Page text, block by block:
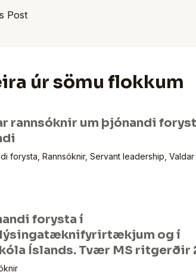
Post
úr sömu flokkum
rannsóknir um þjónandi
forysta Rannsóknir, Servant leadership
forysta í
og í
Íslands. Tvær MS ritgerðir